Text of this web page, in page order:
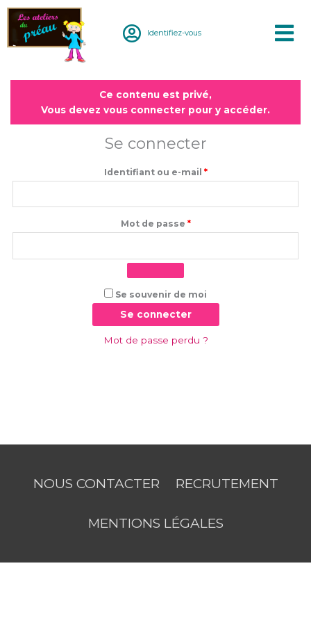
Aller
contenu
Identifiez-vous
Ce contenu est privé,
Vous devez vous connecter pour y accéder.
Se connecter
Identifiant ou e-mail *
Mot de passe *
Obligatoire
Se souvenir de moi
Se connecter
Mot de passe perdu ?
NOUS CONTACTER RECRUTEMENT
MENTIONS LÉGALES